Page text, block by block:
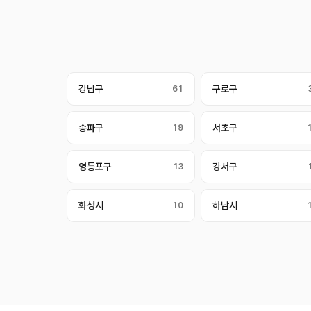
강남구 61 구로구
송파구 19 서초구
영등포구 13 강서구
화성시 10 하남시